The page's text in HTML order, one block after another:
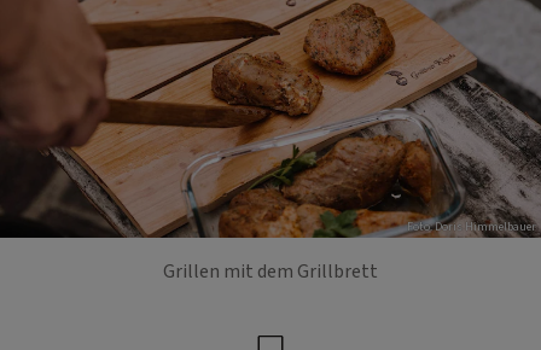
Foto: Doris Himmelbauer
Grillen mit dem Grillbrett